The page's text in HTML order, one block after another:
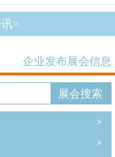
>
企业发布展会信息